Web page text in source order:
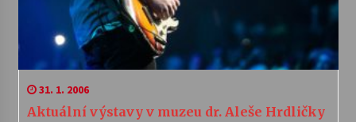
31. 1. 2006
Aktuální výstavy v muzeu dr. Aleše Hrdličky